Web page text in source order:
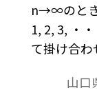
n→∞のと
1, 2, 3, ・
て掛け合
cosθ/２n
山口